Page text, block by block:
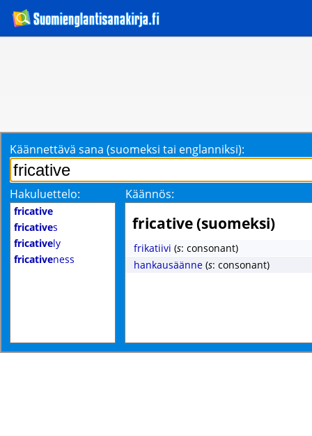
Käännettävä sana (suomeksi tai englanniksi):
Hakuluettelo: Käännös:
fricative
fricatives
fricatively
fricativeness
fricative (suomeksi)
frikatiivi (s: consonant)
hankausäänne (s: consonant)